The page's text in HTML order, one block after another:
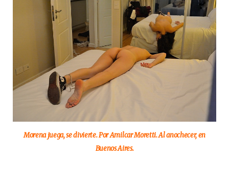
Morena juega, se divierte. Por Amilcar Moretti. Al anochecer, en
Buenos Aires.